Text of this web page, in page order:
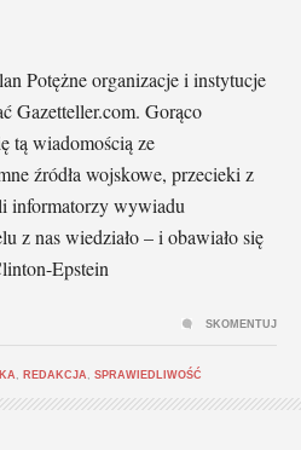
Potężne organizacje i instytucje
Gazetteller.com. Gorąco
tą wiadomością ze
źródła wojskowe, przecieki z
informatorzy wywiadu
z nas wiedziało – i obawiało się
Epstein
REDAKCJA SPRAWIEDLIWOŚĆ
SKOMENTUJ